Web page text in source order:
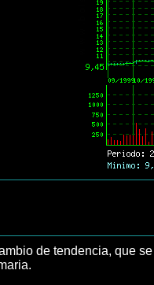
de tendencia, que